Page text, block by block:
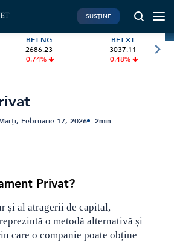
privat
FINANTE PERSONALE
GREEN FINANCE
SUSȚINE
BET-NG
2686.23
-0.74%
BET-XT
3037.11
-0.48%
Februarie 17, 2026 2min
Privat?
și al atragerii de capital,
reprezintă o metodă alternativă și
care o companie poate obține